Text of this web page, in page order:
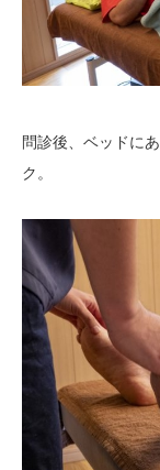
問診後、ベッドに
ク。